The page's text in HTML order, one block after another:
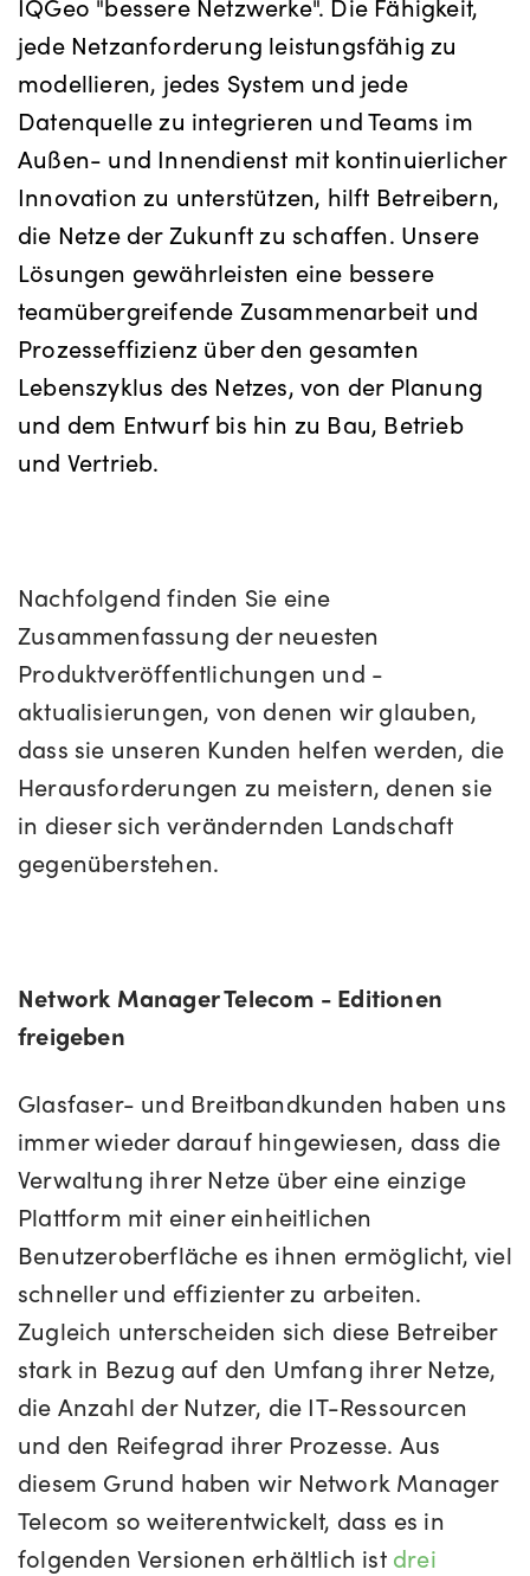
jede Netzanforderung leistungsfähig zu
modellieren, jedes System und jede
Datenquelle zu integrieren und Teams im
Außen- und Innendienst mit kontinuierlicher
Innovation zu unterstützen, hilft Betreibern,
die Netze der Zukunft zu schaffen. Unsere
Lösungen gewährleisten eine bessere
teamübergreifende Zusammenarbeit und
Prozesseffizienz über den gesamten
Lebenszyklus des Netzes, von der Planung
und dem Entwurf bis hin zu Bau, Betrieb
und Vertrieb.
Nachfolgend finden Sie eine
Zusammenfassung der neuesten
Produktveröffentlichungen und -
aktualisierungen, von denen wir glauben,
dass sie unseren Kunden helfen werden, die
Herausforderungen zu meistern, denen sie
in dieser sich verändernden Landschaft
gegenüberstehen.
Network Manager Telecom - Editionen
freigeben
Glasfaser- und Breitbandkunden haben uns
immer wieder darauf hingewiesen, dass die
Verwaltung ihrer Netze über eine einzige
Plattform mit einer einheitlichen
Benutzeroberfläche es ihnen ermöglicht, viel
schneller und effizienter zu arbeiten.
Zugleich unterscheiden sich diese Betreiber
stark in Bezug auf den Umfang ihrer Netze,
die Anzahl der Nutzer, die IT-Ressourcen
und den Reifegrad ihrer Prozesse. Aus
diesem Grund haben wir Network Manager
Telecom so weiterentwickelt, dass es in
folgenden Versionen erhältlich ist drei